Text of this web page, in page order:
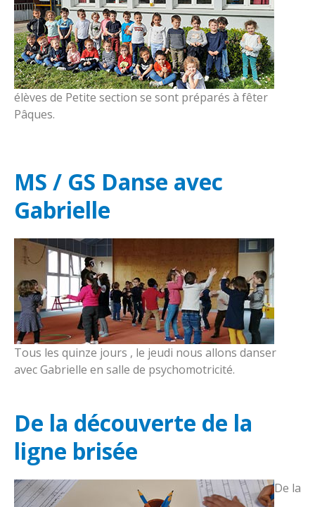
élèves de Petite section se sont préparés à fêter
Pâques.
MS / GS Danse avec
Gabrielle
Tous les quinze jours , le jeudi nous allons danser
avec Gabrielle en salle de psychomotricité.
De la découverte de la
ligne brisée
De la